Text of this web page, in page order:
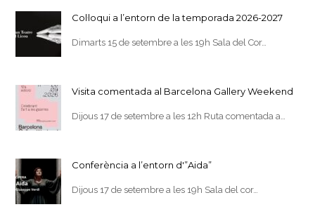
Col·loqui a l’entorn de la temporada 2026-2027
Dimarts 15 de setembre a les 19h Sala del Cor…
Visita comentada al Barcelona Gallery Weekend
Dijous 17 de setembre a les 12h Ruta comentada a…
Conferència a l’entorn d'”Aida”
Dijous 17 de setembre a les 19h Sala del cor…